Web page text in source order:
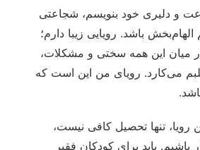
و دلیری خود بنویسم، شجاعتی
باشد. رویایی زیبا دارم؛
میان این همه سختی و مشکلات،
می‌کارد. رویای من این است که
رویا، تنها تحصیل کافی نیست،
باشیم. باید برای کودکان فقیر